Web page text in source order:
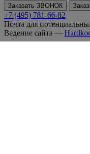
Заказать ЗВОНОК
+7 (495) 781-66-82
Почта для
Ведение сайта —